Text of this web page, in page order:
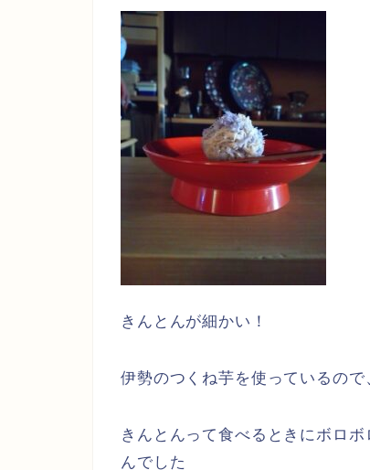
きんとんが細かい！
伊勢のつくね芋を使っているので
きんとんって食べるときにボロ
んでした